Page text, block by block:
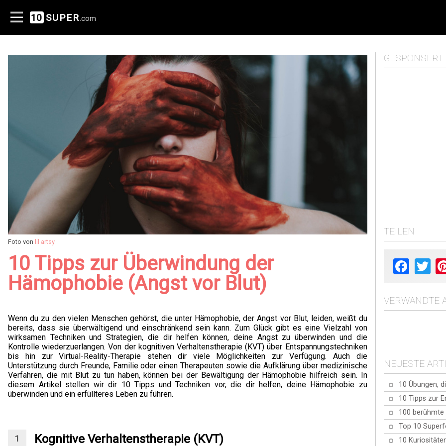
10 SUPER .com
Foto von lil artsy
10 Tipps zur Überwindung der
Hämophobie (Angst vor Blut)
Wenn du zu den vielen Menschen gehörst, die unter Hämophobie, der Angst vor Blut, leiden, weißt du
bereits, dass sie überwältigend und einschränkend sein kann. Zum Glück gibt es eine Vielzahl von
wirksamen Techniken und Strategien, die dir helfen können, deine Angst zu überwinden und die
Kontrolle wiederzuerlangen. Von der kognitiven Verhaltenstherapie (KVT) über Entspannungstechniken
bis hin zur Virtual-Reality-Therapie stehen dir viele Möglichkeiten zur Verfügung. Auch die
Unterstützung durch Freunde, Familie oder einen Therapeuten sowie die Aufklärung über medizinische
Verfahren, die mit Blut zu tun haben, können bei der Bewältigung der Hämophobie hilfreich sein. In
diesem Artikel stellen wir dir 10 Tipps und Techniken vor, die dir helfen, deine Hämophobie zu
überwinden und ein erfüllteres Leben zu führen.
Kognitive Verhaltenstherapie (KVT)
GESPONSERT
TEILEN
Facebook
VERWANDTE
NEUESTE
10 Übungen,
10 Tipps zur
100
Top 10
10